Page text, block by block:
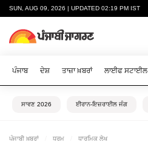
SUN, AUG 09, 2026 | UPDATED 02:19 PM IST
ਪੰਜਾਬ ਦੇਸ਼ ਤਾਜ਼ਾ ਖ਼ਬਰਾਂ ਲਾਈਫ ਸਟਾਈਲ
ਸਾਵਣ 2026 ਈਰਾਨ-ਇਜ਼ਰਾਈਲ ਜੰਗ
ਪੰਜਾਬੀ ਖ਼ਬਰਾਂ ਧਰਮ ਧਾਰਮਿਕ ਲੇਖ